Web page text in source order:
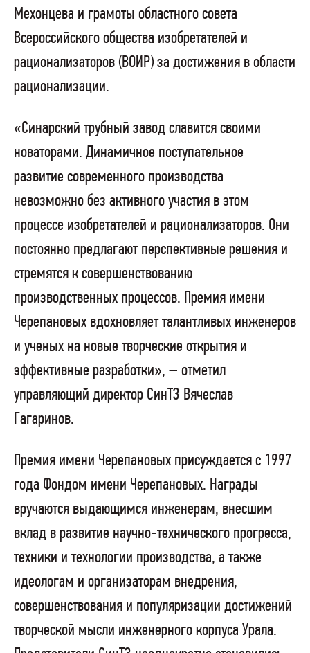
Мехонцева и грамоты областного совета
Всероссийского общества изобретателей и
рационализаторов (ВОИР) за достижения в области
рационализации.
«Синарский трубный завод славится своими
новаторами. Динамичное поступательное
развитие современного производства
невозможно без активного участия в этом
процессе изобретателей и рационализаторов. Они
постоянно предлагают перспективные решения и
стремятся к совершенствованию
производственных процессов. Премия имени
Черепановых вдохновляет талантливых инженеров
и ученых на новые творческие открытия и
эффективные разработки», – отметил
управляющий директор СинТЗ Вячеслав
Гагаринов.
Премия имени Черепановых присуждается с 1997
года Фондом имени Черепановых. Награды
вручаются выдающимся инженерам, внесшим
вклад в развитие научно-технического прогресса,
техники и технологии производства, а также
идеологам и организаторам внедрения,
совершенствования и популяризации достижений
творческой мысли инженерного корпуса Урала.